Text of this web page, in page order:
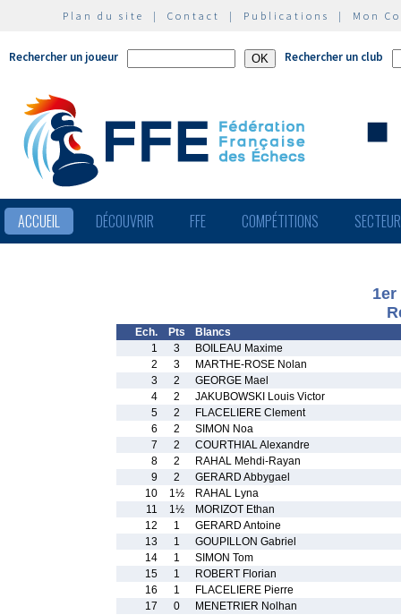
Plan du site | Contact | Publications | Mon
Rechercher un joueur Rechercher un club
ACCUEIL DÉCOUVRIR FFE COMPÉTITIONS
1er
Ech. Pts
Blancs
1
3
BOILEAU Maxime
2
3
MARTHE-ROSE Nolan
3
2
GEORGE Mael
4
2
JAKUBOWSKI Louis Victor
5
2
FLACELIERE Clement
6
2
SIMON Noa
7
2
COURTHIAL Alexandre
8
2
RAHAL Mehdi-Rayan
9
2
GERARD Abbygael
10
1½
RAHAL Lyna
11
1½
MORIZOT Ethan
12
1
GERARD Antoine
13
1
GOUPILLON Gabriel
14
1
SIMON Tom
15
1
ROBERT Florian
16
1
FLACELIERE Pierre
17
0
MENETRIER Nolhan